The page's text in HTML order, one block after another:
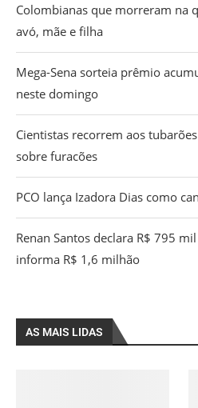
Colombianas que morreram na
avó, mãe e filha
Mega-Sena sorteia prêmio
neste domingo
Cientistas recorrem aos
sobre furacões
PCO lança Izadora Dias como
Renan Santos declara R$ 795
informa R$ 1,6 milhão
AS MAIS LIDAS